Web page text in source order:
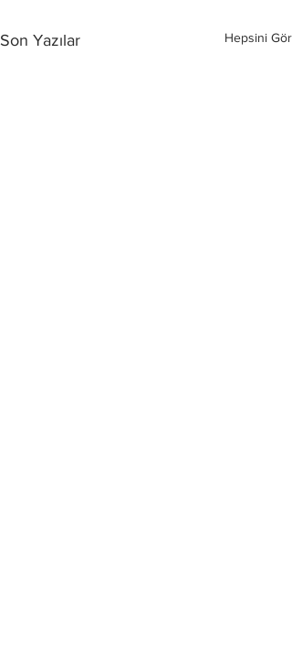
Son Yazılar Hepsini Gör